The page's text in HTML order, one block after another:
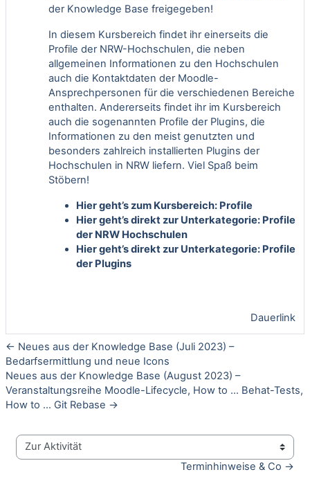
der Knowledge Base freigegeben!
In diesem Kursbereich findet ihr einerseits die
Profile der NRW-Hochschulen, die neben
allgemeinen Informationen zu den Hochschulen
auch die Kontaktdaten der Moodle-
Ansprechpersonen für die verschiedenen Bereiche
enthalten. Andererseits findet ihr im Kursbereich
auch die sogenannten Profile der Plugins, die
Informationen zu den meist genutzten und
besonders zahlreich installierten Plugins der
Hochschulen in NRW liefern. Viel Spaß beim
Stöbern!
Hier geht’s zum Kursbereich: Profile
Hier geht’s direkt zur Unterkategorie: Profile
der NRW Hochschulen
Hier geht’s direkt zur Unterkategorie: Profile
der Plugins
Dauerlink
← Neues aus der Knowledge Base (Juli 2023) –
Bedarfsermittlung und neue Icons
Neues aus der Knowledge Base (August 2023) –
Veranstaltungsreihe Moodle-Lifecycle, How to ... Behat-Tests,
How to ... Git Rebase →
Zur Aktivität
Terminhinweise & Co →